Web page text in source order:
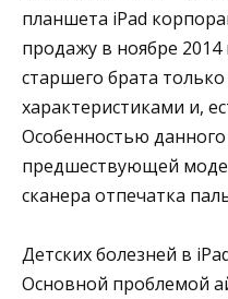
планшета iPad
продажу в ноябре 2014
старшего брата
характеристиками и,
Особенностью
предшествующей
сканера отпечатка
Детских болезней в
Основной проблемой